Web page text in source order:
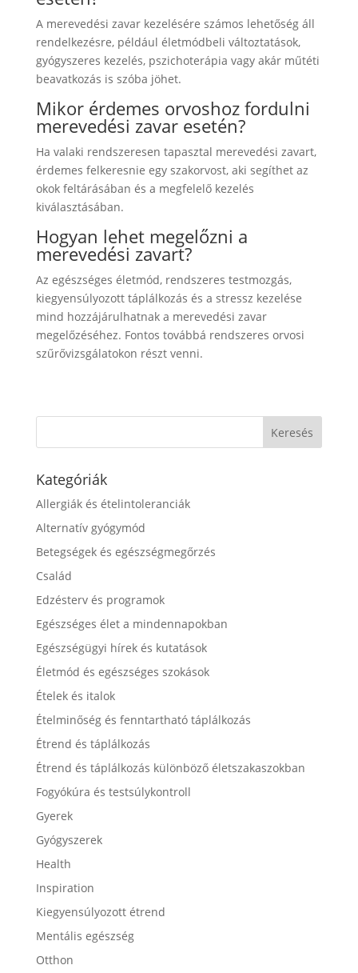
A merevedési zavar kezelésére számos lehetőség áll
rendelkezésre, például életmódbeli változtatások,
gyógyszeres kezelés, pszichoterápia vagy akár műtéti
beavatkozás is szóba jöhet.
Mikor érdemes orvoshoz fordulni
merevedési zavar esetén?
Ha valaki rendszeresen tapasztal merevedési zavart,
érdemes felkeresnie egy szakorvost, aki segíthet az
okok feltárásában és a megfelelő kezelés
kiválasztásában.
Hogyan lehet megelőzni a
merevedési zavart?
Az egészséges életmód, rendszeres testmozgás,
kiegyensúlyozott táplálkozás és a stressz kezelése
mind hozzájárulhatnak a merevedési zavar
megelőzéséhez. Fontos továbbá rendszeres orvosi
szűrővizsgálatokon részt venni.
Kategóriák
Allergiák és ételintoleranciák
Alternatív gyógymód
Betegségek és egészségmegőrzés
Család
Edzésterv és programok
Egészséges élet a mindennapokban
Egészségügyi hírek és kutatások
Életmód és egészséges szokások
Ételek és italok
Ételminőség és fenntartható táplálkozás
Étrend és táplálkozás
Étrend és táplálkozás különböző életszakaszokban
Fogyókúra és testsúlykontroll
Gyerek
Gyógyszerek
Health
Inspiration
Kiegyensúlyozott étrend
Mentális egészség
Otthon